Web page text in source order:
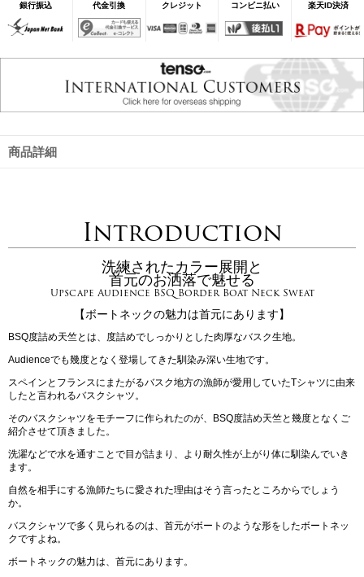
銀行振込 代金引換 クレジット コンビニ払い 楽天ID決済
商品詳細
Introduction
洗練されたカラー展開と
首元のお洒落で魅せる
Upscape Audience BSQ Border Boat Neck Sweat
【ボートネックの魅力は首元にあります】
BSQ度詰め天竺とは、度詰めでしっかりとした肉厚なバスク生地。
Audienceでも幾度となく登場してきた馴染み深い生地です。
スペインとフランスにまたがるバスク地方の漁師が愛用していたTシャツに由来
したと言われるバスクシャツ。
そのバスクシャツをモチーフに作られたのが、BSQ度詰め天竺と幾度となくご
紹介させて頂きました。
洗濯などで水を通すことで目が詰まり、より耐久性が上がり体に馴染んでいき
ます。
自然を相手にする漁師たちに愛された理由はそう言ったところからでしょう
か。
バスクシャツで多く見られるのは、首元がボートのような形をしたボートネッ
クですよね。
ボートネックの魅力は、首元にあります。